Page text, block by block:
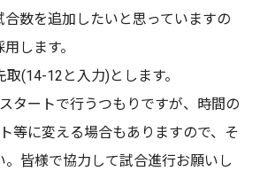
合数を追加したいと思っていますの
します。
(14-12と入力)とします。
タートで行うつもりですが、時間の
等に変える場合もありますので、そ
。皆様で協力して試合進行お願いし